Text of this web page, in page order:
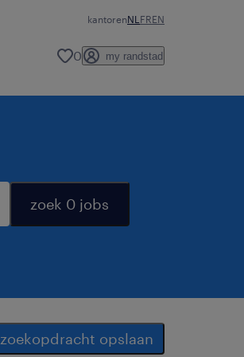
kantorenNL FREN
0 my randstad
zoek 0 jobs
zoekopdracht opslaan